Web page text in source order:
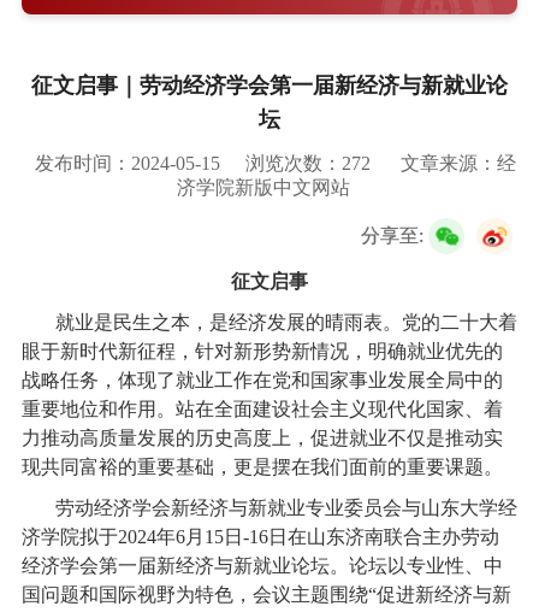
教学培养
学院党建
校友服务
征文启事｜劳动经济学会第一届新经济与新就业论
坛
发布时间：2024-05-15 浏览次数： 272
文章来源：经
济学院新版中文网站
分享至:
征文启事
就业是民生之本，是经济发展的晴雨表。党的二十大着
眼于新时代新征程，针对新形势新情况，明确就业优先的
战略任务，体现了就业工作在党和国家事业发展全局中的
重要地位和作用。站在全面建设社会主义现代化国家、着
力推动高质量发展的历史高度上，促进就业不仅是推动实
现共同富裕的重要基础，更是摆在我们面前的重要课题。
劳动经济学会新经济与新就业专业委员会与山东大学经
济学院拟于2024年6月 15日 -16日在山东济南联合主办劳动
经济学会第一届新经济与新就业论坛。论坛以专业性、中
国问题和国际视野为特色，会议主题围绕“促进新经济与新